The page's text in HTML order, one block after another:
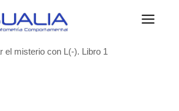
el misterio con L(-). Libro 1